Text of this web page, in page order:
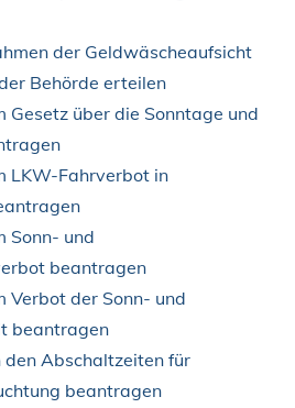
der Geldwäscheaufsicht
Behörde erteilen
Gesetz über die Sonntage und
LKW-Fahrverbot in
Sonn- und
beantragen
Verbot der Sonn- und
beantragen
den Abschaltzeiten für
beantragen